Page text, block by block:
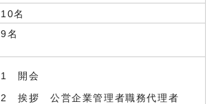
10名
9名
1 開会
2 挨拶 公営企業管理者職務代理者